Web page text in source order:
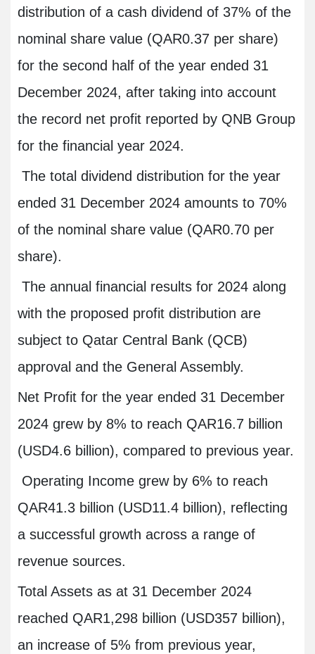
distribution of a cash dividend of 37% of the
nominal share value (QAR0.37 per share)
for the second half of the year ended 31
December 2024, after taking into account
the record net profit reported by QNB Group
for the financial year 2024.
The total dividend distribution for the year
ended 31 December 2024 amounts to 70%
of the nominal share value (QAR0.70 per
share).
The annual financial results for 2024 along
with the proposed profit distribution are
subject to Qatar Central Bank (QCB)
approval and the General Assembly.
Net Profit for the year ended 31 December
2024 grew by 8% to reach QAR16.7 billion
(USD4.6 billion), compared to previous year.
Operating Income grew by 6% to reach
QAR41.3 billion (USD11.4 billion), reflecting
a successful growth across a range of
revenue sources.
Total Assets as at 31 December 2024
reached QAR1,298 billion (USD357 billion),
an increase of 5% from previous year,